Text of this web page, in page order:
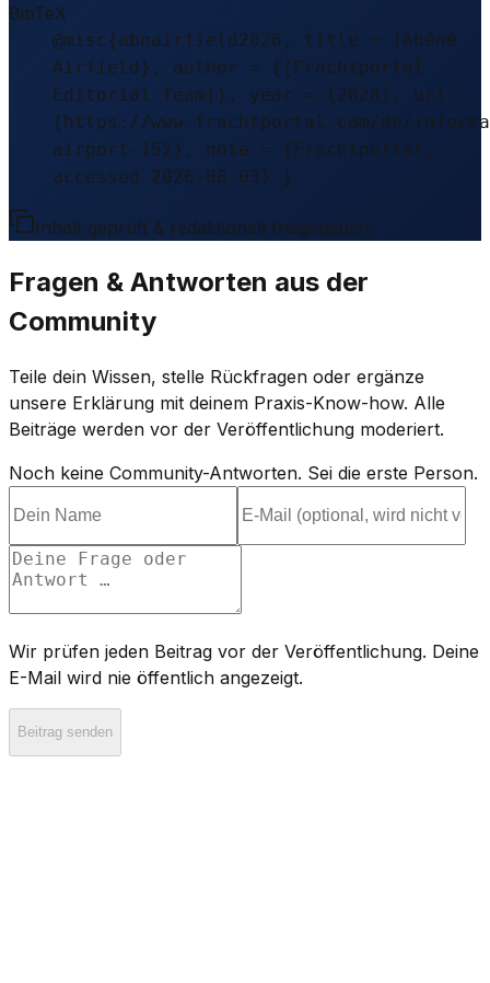
BibTeX
@misc{abnairfield2026, title = {Abéné
Airfield}, author = {{Frachtportal
Editorial Team}}, year = {2026}, url =
{https://www.frachtportal.com/de/
airport-152}, note = {Frachtportal,
accessed 2026-08-03} }
Inhalt geprüft & redaktionell freigegeben.
Fragen & Antworten aus der
Community
Teile dein Wissen, stelle Rückfragen oder ergänze
unsere Erklärung mit deinem Praxis-Know-how. Alle
Beiträge werden vor der Veröffentlichung moderiert.
Noch keine Community-Antworten. Sei die erste Person.
Wir prüfen jeden Beitrag vor der Veröffentlichung. Deine
E-Mail wird nie öffentlich angezeigt.
Beitrag senden